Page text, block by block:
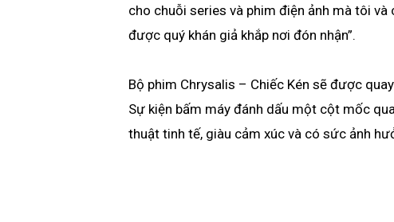
cho chuỗi series và phim điện ảnh mà tôi
được quý khán giả khắp nơi đón nhận”.
Bộ phim Chrysalis – Chiếc Kén sẽ được
Sự kiện bấm máy đánh dấu một cột mốc
thuật tinh tế, giàu cảm xúc và có sức ảnh